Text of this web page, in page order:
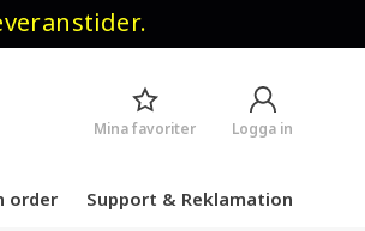
Logga in
Mina favoriter
order Support & Reklamation